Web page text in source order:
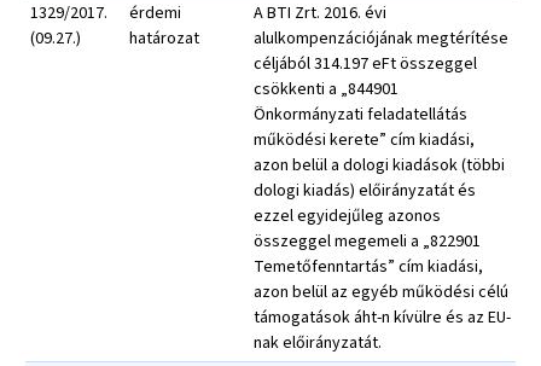
1329/2017.
(09.27.)
érdemi
határozat
A BTI Zrt. 2016. évi
alulkompenzációjának megtérítése
céljából 314.197 eFt összeggel
csökkenti a „844901
Önkormányzati feladatellátás
működési kerete” cím kiadási,
azon belül a dologi kiadások (többi
dologi kiadás) előirányzatát és
ezzel egyidejűleg azonos
összeggel megemeli a „822901
Temetőfenntartás” cím kiadási,
azon belül az egyéb működési célú
támogatások áht-n kívülre és az EU-
nak előirányzatát.